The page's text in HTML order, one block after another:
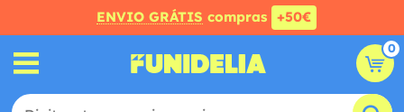
ENVIO GRÁTIS compras +50€
0